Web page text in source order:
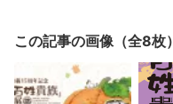
この記事の画像（全8枚）